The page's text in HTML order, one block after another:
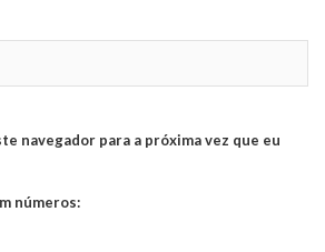
navegador para a próxima vez que eu
números: